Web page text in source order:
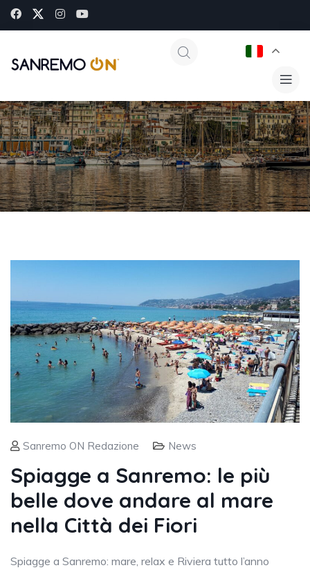
Sanremo ON Redazione News
Spiagge a Sanremo: le più
belle dove andare al mare
nella Città dei Fiori
Spiagge a Sanremo: mare, relax e Riviera tutto l’anno